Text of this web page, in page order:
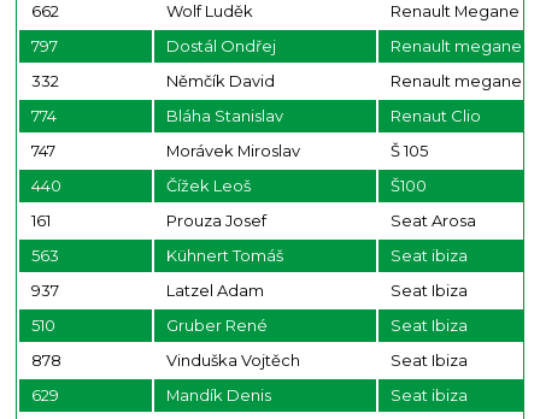
662
Wolf Luděk
Renault Megane
797
Dostál Ondřej
Renault megane rs
332
Němčík David
Renault megane rs
774
Bláha Stanislav
Renaut Clio
747
Morávek Miroslav
Š 105
440
Čížek Leoš
Š100
161
Prouza Josef
Seat Arosa
563
Kühnert Tomáš
Seat ibiza
937
Latzel Adam
Seat Ibiza
510
Gruber René
Seat Ibiza
878
Vinduška Vojtěch
Seat Ibiza
629
Mandík Denis
Seat ibiza